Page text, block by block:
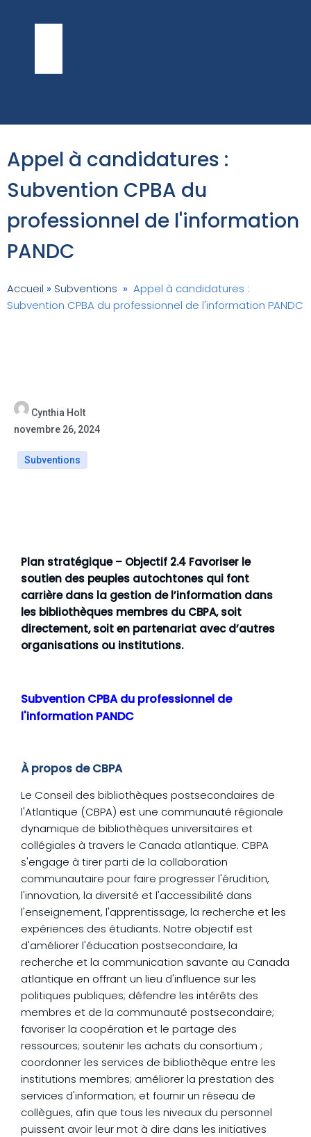
Appel à candidatures :
Subvention CPBA du
professionnel de l'information
PANDC
Accueil » Subventions » Appel à candidatures :
Subvention CPBA du professionnel de l'information PANDC
Cynthia Holt
novembre 26, 2024
Subventions
Plan stratégique – Objectif 2.4 Favoriser le
soutien des peuples autochtones qui font
carrière dans la gestion de l’information dans
les bibliothèques membres du CBPA, soit
directement, soit en partenariat avec d’autres
organisations ou institutions.
Subvention CPBA du professionnel de
l'information PANDC
À propos de CBPA
Le Conseil des bibliothèques postsecondaires de
l'Atlantique (CBPA) est une communauté régionale
dynamique de bibliothèques universitaires et
collégiales à travers le Canada atlantique. CBPA
s'engage à tirer parti de la collaboration
communautaire pour faire progresser l'érudition,
l'innovation, la diversité et l'accessibilité dans
l'enseignement, l'apprentissage, la recherche et les
expériences des étudiants. Notre objectif est
d'améliorer l'éducation postsecondaire, la
recherche et la communication savante au Canada
atlantique en offrant un lieu d'influence sur les
politiques publiques; défendre les intérêts des
membres et de la communauté postsecondaire;
favoriser la coopération et le partage des
ressources; soutenir les achats du consortium ;
coordonner les services de bibliothèque entre les
institutions membres; améliorer la prestation des
services d'information; et fournir un réseau de
collègues, afin que tous les niveaux du personnel
puissent avoir leur mot à dire dans les initiatives